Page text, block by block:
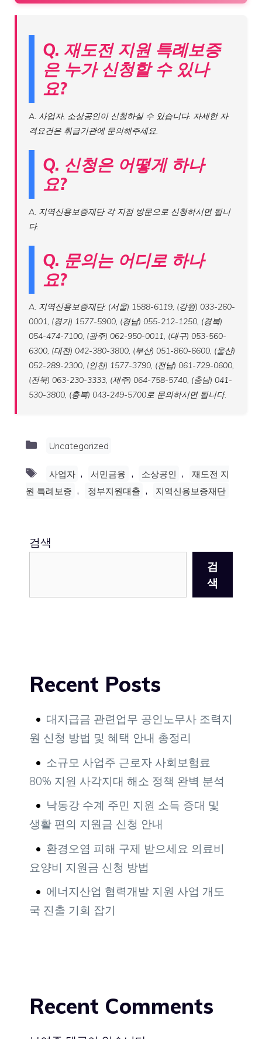
Q. 재도전 지원 특례보증
은 누가 신청할 수 있나
요?
A. 사업자, 소상공인이 신청하실 수 있습니다. 자세한 자
격요건은 취급기관에 문의해주세요.
Q. 신청은 어떻게 하나
요?
A. 지역신용보증재단 각 지점 방문으로 신청하시면 됩니
다.
Q. 문의는 어디로 하나
요?
A. 지역신용보증재단: (서울) 1588-6119, (강원) 033-260-
0001, (경기) 1577-5900, (경남) 055-212-1250, (경북)
054-474-7100, (광주) 062-950-0011, (대구) 053-560-
6300, (대전) 042-380-3800, (부산) 051-860-6600, (울산)
052-289-2300, (인천) 1577-3790, (전남) 061-729-0600,
(전북) 063-230-3333, (제주) 064-758-5740, (충남) 041-
530-3800, (충북) 043-249-5700로 문의하시면 됩니다.
Categories
Uncategorized
Tags
사업자 , 서민금융 , 소상공인 ,
재도전 지
원 특례보증 , 정부지원대출 , 지역신용보증재단
검색
검
색
Recent Posts
대지급금 관련업무 공인노무사 조력지
원 신청 방법 및 혜택 안내 총정리
소규모 사업주 근로자 사회보험료
80% 지원 사각지대 해소 정책 완벽 분석
낙동강 수계 주민 지원 소득 증대 및
생활 편의 지원금 신청 안내
환경오염 피해 구제 받으세요 의료비
요양비 지원금 신청 방법
에너지산업 협력개발 지원 사업 개도
국 진출 기회 잡기
Recent Comments